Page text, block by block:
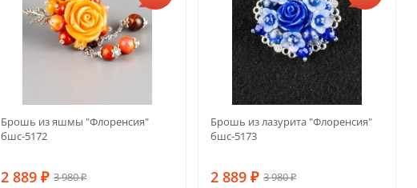
Брошь из яшмы "Флоренсия"
бшс-5172
2 889 ₽ 3 980₽
Брошь из лазурита "Флоренсия"
бшс-5173
2 889 ₽ 3 980₽